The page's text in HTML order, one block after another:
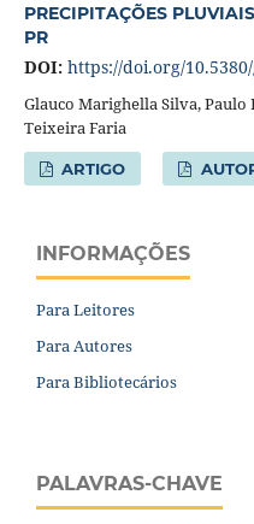
PRECIPITAÇÕES
PR
DOI: https://doi.org/
Glauco Marighella Silva,
Teixeira Faria
ARTIGO
INFORMAÇÕES
Para Leitores
Para Autores
Para Bibliotecários
PALAVRAS-CHAVE